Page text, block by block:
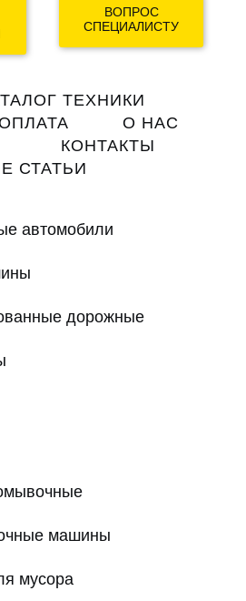
ВОПРОС
СПЕЦИАЛИСТУ
ТЕХНИКИ
О НАС
КОНТАКТЫ
СТАТЬИ
автомобили
дорожные
машины
мусора